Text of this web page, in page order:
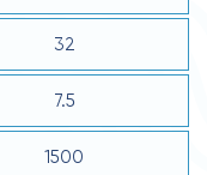
32
7.5
1500